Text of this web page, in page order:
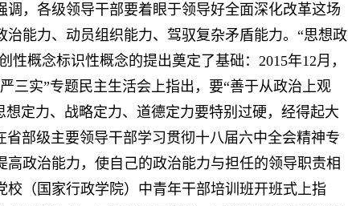
调，各级领导干部要着眼于领导好全面深化改革这场
能力、动员组织能力、驾驭复杂矛盾能力。“思想政
性概念标识性概念的提出奠定了基础：2015年12月，
三实”专题民主生活会上指出，要“善于从政治上观
定力、战略定力、道德定力要特别过硬，经得起大
省部级主要领导干部学习贯彻十八届六中全会精神专
政治能力，使自己的政治能力与担任的领导职责相
校（国家行政学院）中青年干部培训班开班式上指